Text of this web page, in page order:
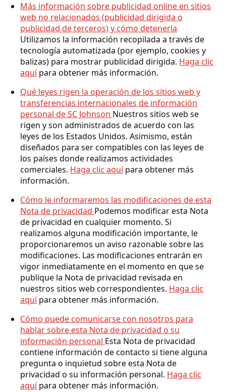
Más información sobre publicidad online en sitios
web no relacionados (publicidad dirigida o
publicidad de terceros) y cómo detenerla
Utilizamos la información recopilada a través de
tecnología automatizada (por ejemplo, cookies y
balizas) para mostrar publicidad dirigida. Haga clic
aquípara obtener más información.
Qué leyes rigen la operación de los sitios web y
transferencias internacionales de información
personal de SC Johnson Nuestros sitios web se
rigen y son administrados de acuerdo con las
leyes de los Estados Unidos. Asimismo, están
diseñados para ser compatibles con las leyes de
los países donde realizamos actividades
comerciales. Haga clic aquípara obtener más
información.
Cómo le informaremos las modificaciones de esta
Nota de privacidad Podemos modificar esta Nota
de privacidad en cualquier momento. Si
realizamos alguna modificación importante, le
proporcionaremos un aviso razonable sobre las
modificaciones. Las modificaciones entrarán en
vigor inmediatamente en el momento en que se
publique la Nota de privacidad revisada en
nuestros sitios web correspondientes. Haga clic
aquípara obtener más información.
Cómo puede comunicarse con nosotros para
hablar sobre esta Nota de privacidad o su
información personal Esta Nota de privacidad
contiene información de contacto si tiene alguna
pregunta o inquietud sobre esta Nota de
privacidad o su información personal. Haga clic
aquípara obtener más información.